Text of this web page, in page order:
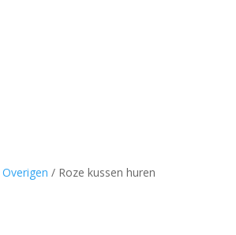
Overigen / Roze kussen huren